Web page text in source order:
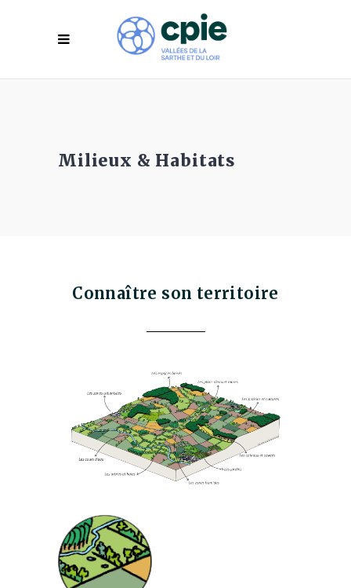
Milieux & Habitats
Connaître son territoire